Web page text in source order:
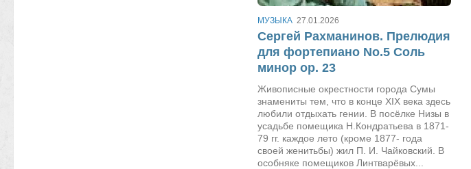
МУЗЫКА 27.01.2026
Сергей Рахманинов. Прелюдия
для фортепиано No.5 Соль
минор op. 23
Живописные окрестности города Сумы
знамениты тем, что в конце XIX века здесь
любили отдыхать гении. В посёлке Низы в
усадьбе помещика Н.Кондратьева в 1871-
79 гг. каждое лето (кроме 1877- года
своей женитьбы) жил П. И. Чайковский. В
особняке помещиков Линтварёвых...